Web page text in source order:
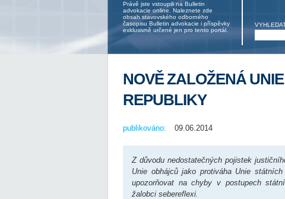
Právě jste vstoupili na Bulletin
advokacie online. Naleznete zde
obsah stavovského odborného
časopisu Bulletin advokacie i příspěvky
exklusivně určené jen pro tento portál.
NOVĚ ZALOŽENÁ
REPUBLIKY
publikováno: 09.06.2014
Z důvodu nedostatečných pojistek
Unie obhájců jako protiváha Unie
upozorňovat na chyby v postupech
žalobci sebereflexi.